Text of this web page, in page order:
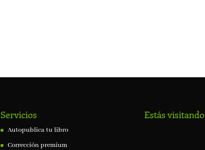
Servicios
Autopublica tu libro
Corrección premium
Estás visitando